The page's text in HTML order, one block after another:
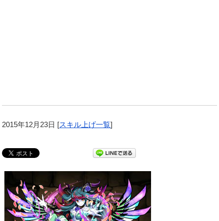
2015年12月23日 [スキル上げ一覧]